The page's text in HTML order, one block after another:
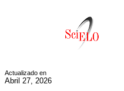
Actualizado en
Abril 27, 2026